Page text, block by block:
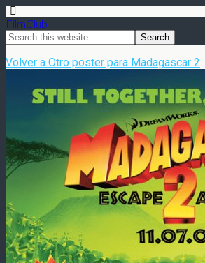
FilmClub
Volver a Otro poster para Madagascar 2